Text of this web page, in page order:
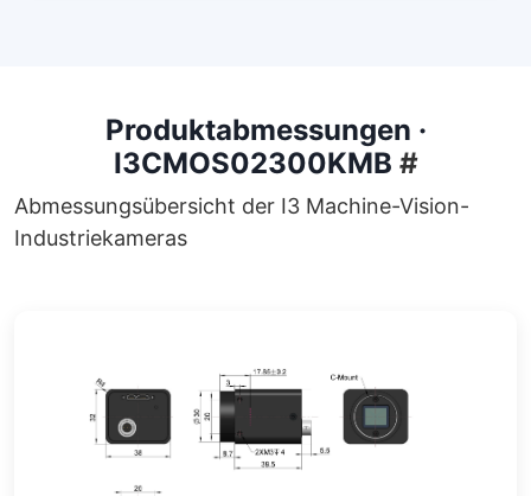
Produktabmessungen ·
I3CMOS02300KMB #
Abmessungsübersicht der I3 Machine-Vision-
Industriekameras